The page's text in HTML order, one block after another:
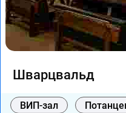
Шварцвальд
ВИП-зал